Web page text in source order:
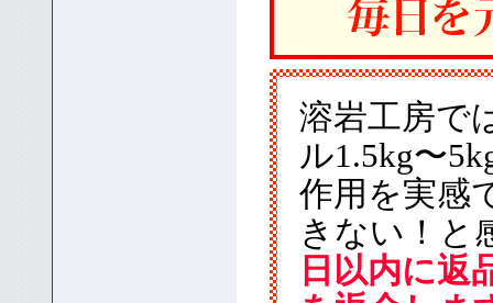
溶岩工房で
ル1.5kg〜
作用を実感
きない！と
日以内に返